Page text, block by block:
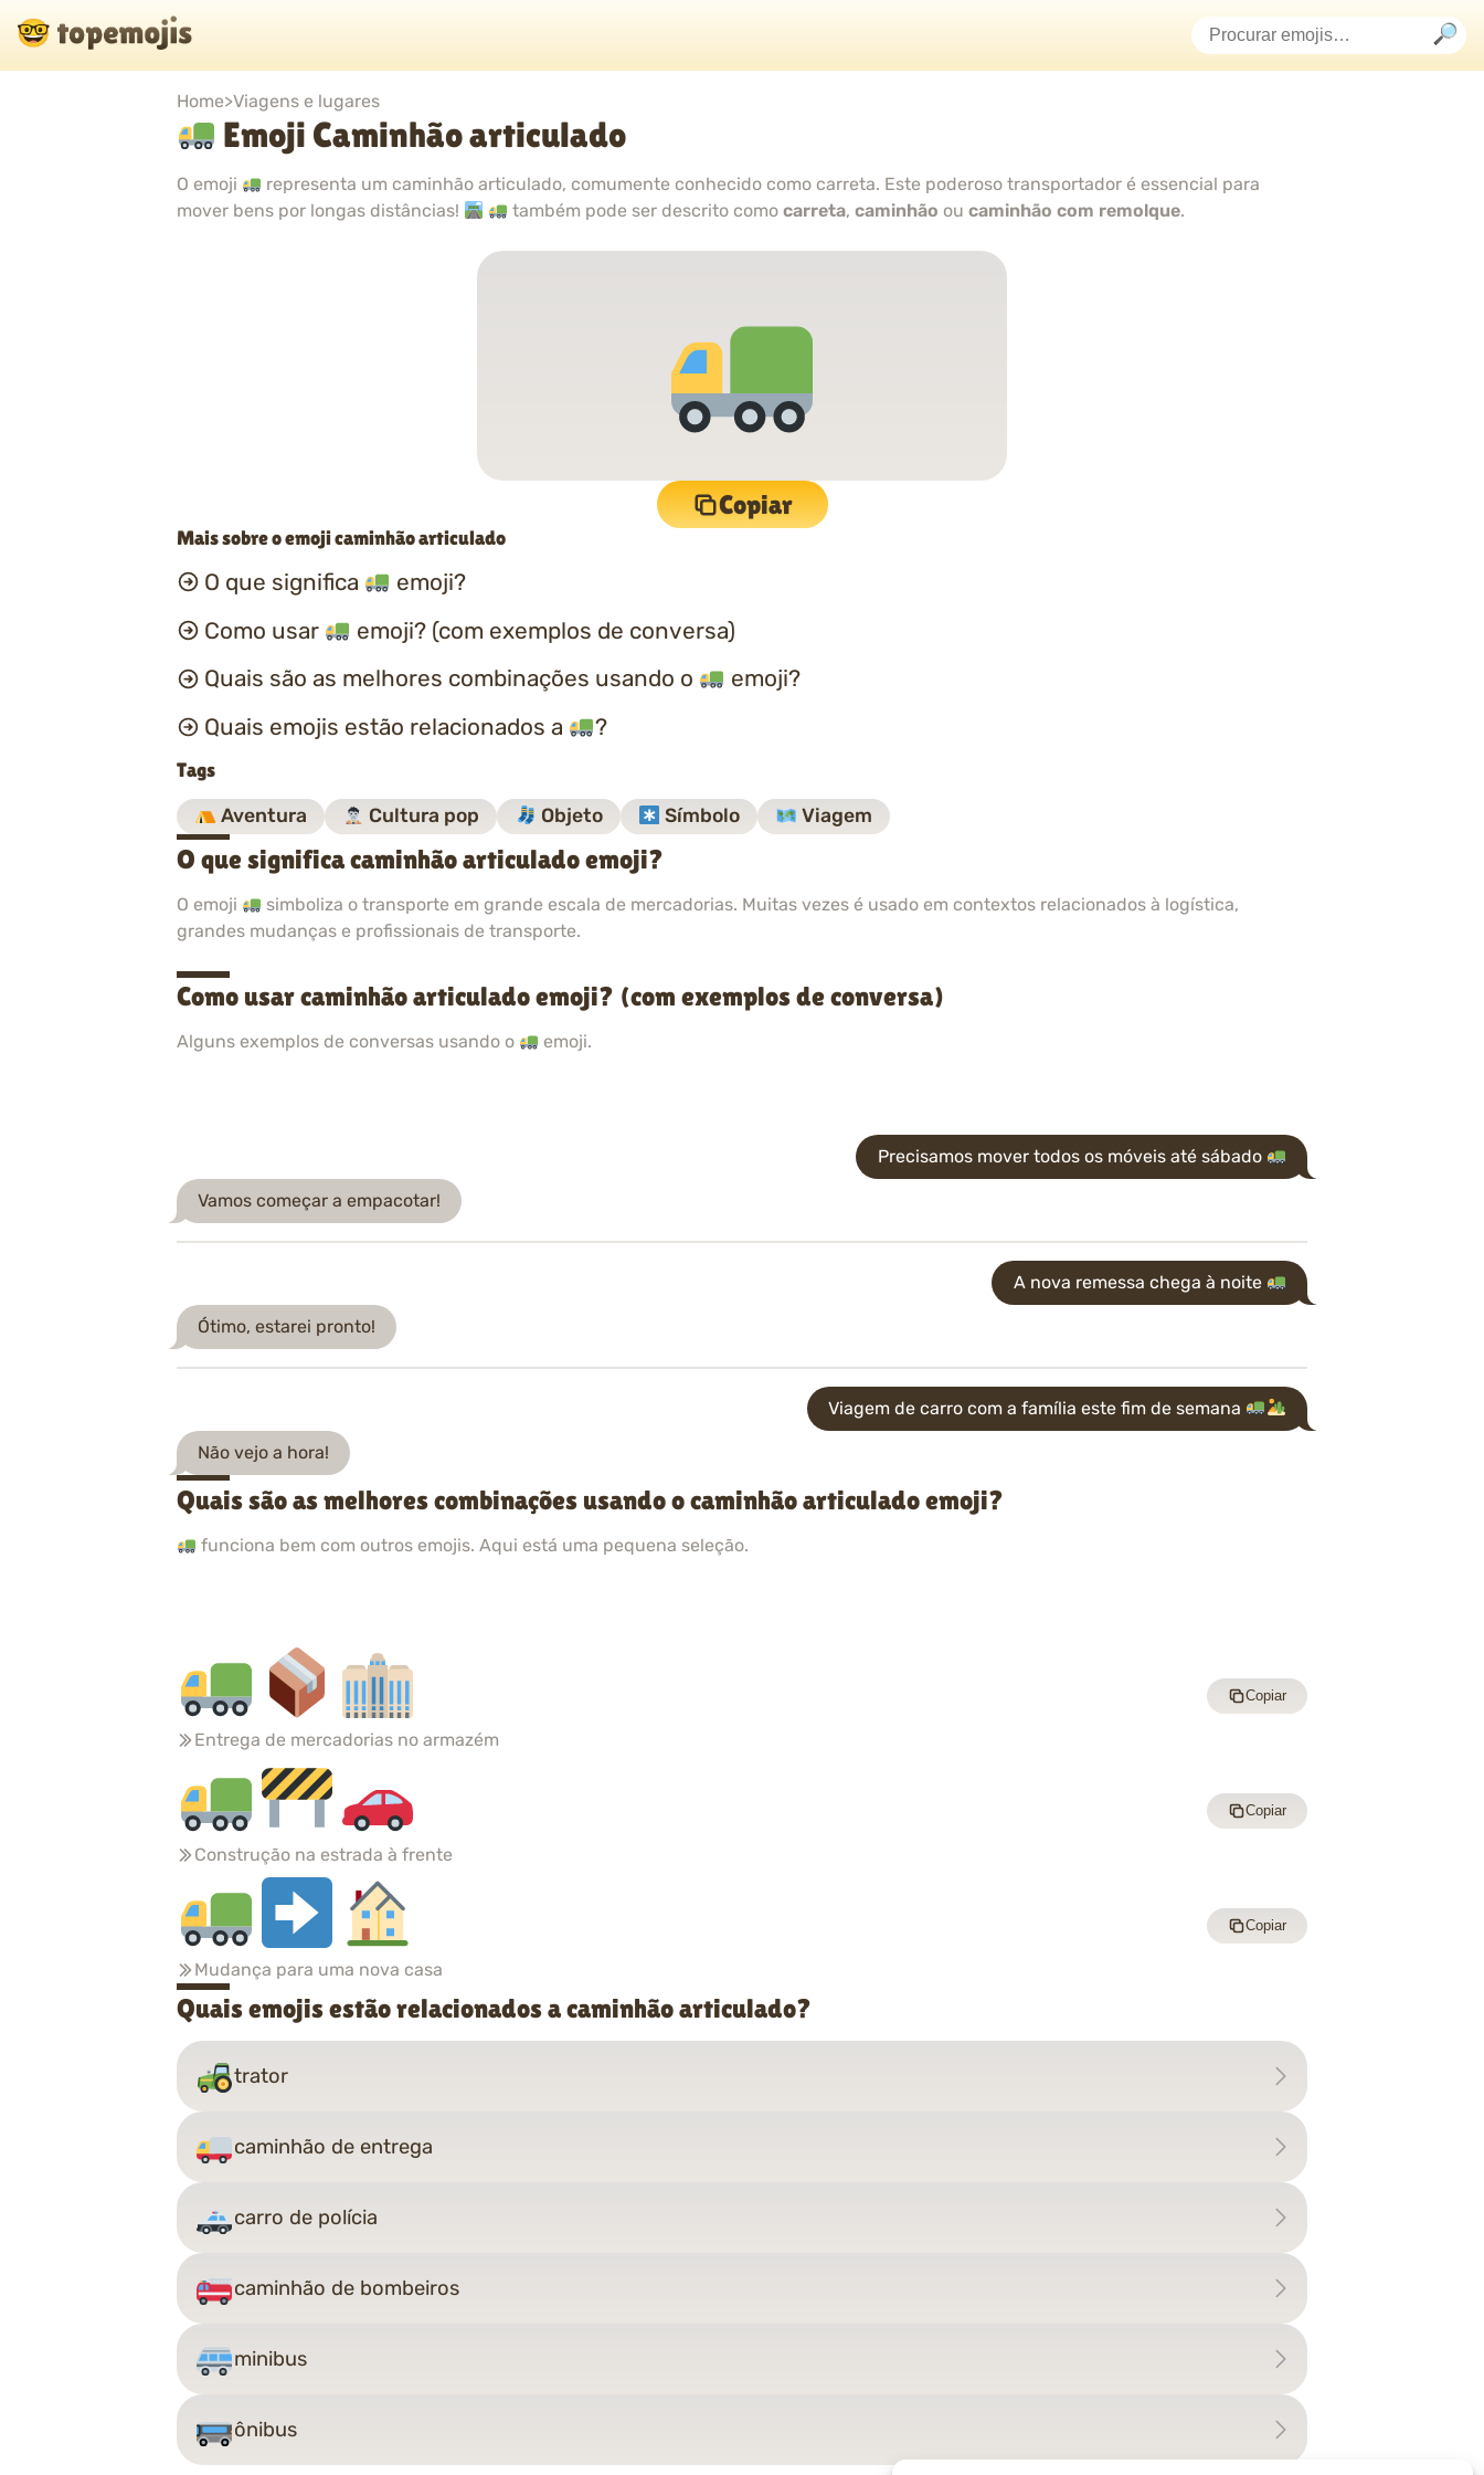
Home>Viagens e lugares
Emoji Caminhão articulado
O emoji
representa um caminhão articulado, comumente conhecido como carreta. Este poderoso transportador é essencial para
mover bens por longas distâncias!
também pode ser descrito comocarreta,caminhão oucaminhão com remolque.
Copiar
Mais sobre o emoji caminhão articulado
O que significa
emoji?
Como usar
emoji? (com exemplos de conversa)
Quais são as melhores combinações usando o
emoji?
Quais emojis estão relacionados a
?
Tags
Aventura Cultura pop Objeto Símbolo Viagem
O que significa caminhão articulado emoji?
O emoji
simboliza o transporte em grande escala de mercadorias. Muitas vezes é usado em contextos relacionados à logística,
grandes mudanças e profissionais de transporte.
Como usar caminhão articulado emoji? (com exemplos de conversa)
Alguns exemplos de conversas usando o emoji.
Precisamos mover todos os móveis até sábado
Vamos começar a empacotar!
A nova remessa chega à noite
Ótimo, estarei pronto!
Viagem de carro com a família este fim de semana
Não vejo a hora!
Quais são as melhores combinações usando o caminhão articulado emoji?
funciona bem com outros emojis. Aqui está uma pequena seleção.
Entrega de mercadorias no armazém
Copiar
Construção na estrada à frente
Copiar
Mudança para uma nova casa
Copiar
Quais emojis estão relacionados a caminhão articulado?
trator
caminhão de entrega
carro de polícia
caminhão de bombeiros
minibus
ônibus